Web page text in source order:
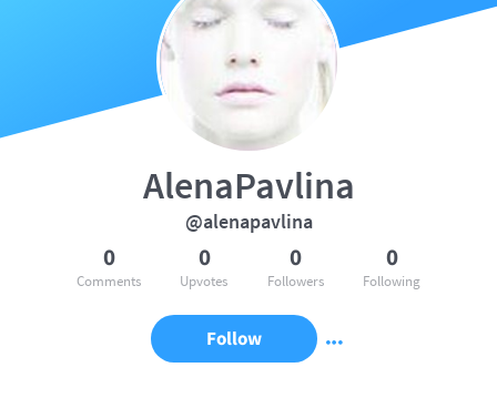
AlenaPavlina
@alenapavlina
0
Comments
0
Upvotes
0
Followers
0
Following
Follow